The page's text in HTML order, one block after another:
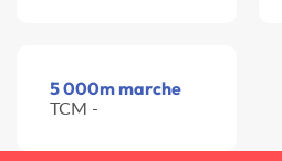
5 000m marche
TCM -